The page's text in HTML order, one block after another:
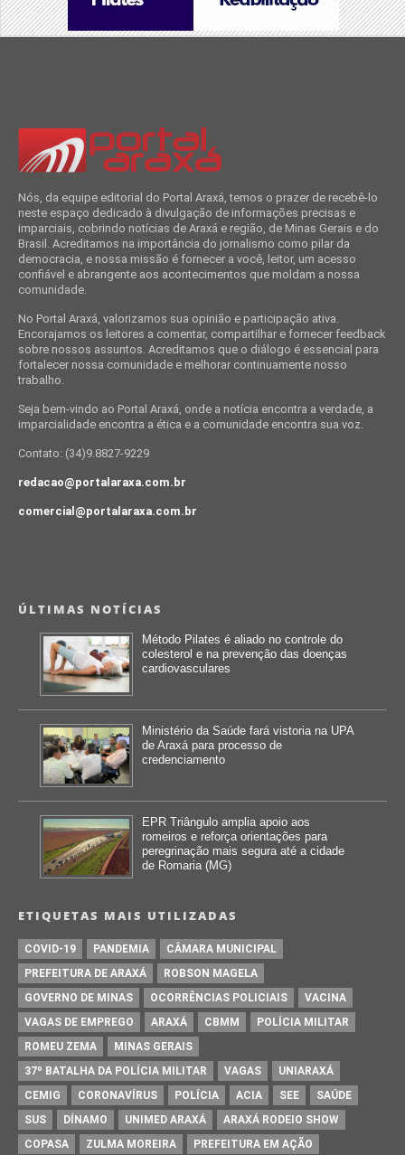
Nós, da equipe editorial do Portal Araxá, temos o prazer de recebê-lo
neste espaço dedicado à divulgação de informações precisas e
imparciais, cobrindo notícias de Araxá e região, de Minas Gerais e do
Brasil. Acreditamos na importância do jornalismo como pilar da
democracia, e nossa missão é fornecer a você, leitor, um acesso
confiável e abrangente aos acontecimentos que moldam a nossa
comunidade.
No Portal Araxá, valorizamos sua opinião e participação ativa.
Encorajamos os leitores a comentar, compartilhar e fornecer feedback
sobre nossos assuntos. Acreditamos que o diálogo é essencial para
fortalecer nossa comunidade e melhorar continuamente nosso
trabalho.
Seja bem-vindo ao Portal Araxá, onde a notícia encontra a verdade, a
imparcialidade encontra a ética e a comunidade encontra sua voz.
Contato: (34)9.8827-9229
redacao@portalaraxa.com.br
comercial@portalaraxa.com.br
ÚLTIMAS NOTÍCIAS
Método Pilates é aliado no controle do
colesterol e na prevenção das doenças
cardiovasculares
Ministério da Saúde fará vistoria na UPA
de Araxá para processo de
credenciamento
EPR Triângulo amplia apoio aos
romeiros e reforça orientações para
peregrinação mais segura até a cidade
de Romaria (MG)
ETIQUETAS MAIS UTILIZADAS
COVID-19 PANDEMIA
CÂMARA MUNICIPAL
PREFEITURA DE ARAXÁ
ROBSON MAGELA
GOVERNO DE MINAS
OCORRÊNCIAS POLICIAIS
VACINA
VAGAS DE EMPREGO
ARAXÁ CBMM
POLÍCIA MILITAR
ROMEU ZEMA
MINAS GERAIS
37º BATALHA DA POLÍCIA MILITAR
VAGAS
UNIARAXÁ
CEMIG
CORONAVÍRUS POLÍCIA ACIA SEE
SAÚDE
SUS
DÍNAMO UNIMED ARAXÁ
ARAXÁ RODEIO SHOW
COPASA
ZULMA MOREIRA PREFEITURA EM AÇÃO